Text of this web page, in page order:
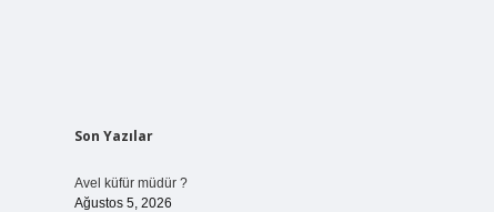
Sidebar
Son Yazılar
Avel küfür müdür ?
Ağustos 5, 2026